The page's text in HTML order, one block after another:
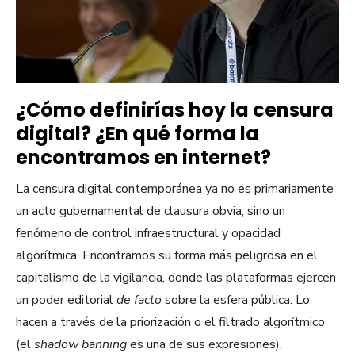
¿Cómo definirías hoy la censura
digital? ¿En qué forma la
encontramos en internet?
La censura digital contemporánea ya no es primariamente
un acto gubernamental de clausura obvia, sino un
fenómeno de control infraestructural y opacidad
algorítmica. Encontramos su forma más peligrosa en el
capitalismo de la vigilancia, donde las plataformas ejercen
un poder editorialde factosobre la esfera pública. Lo
hacen a través de la priorización o el filtrado algorítmico
(elshadow banninges una de sus expresiones),